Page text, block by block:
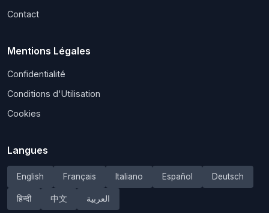
Contact
Mentions Légales
Confidentialité
Conditions d'Utilisation
Cookies
Langues
English Français Italiano Español Deutsch
हिन्दी 中文 العربية